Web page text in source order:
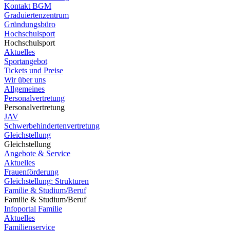
Kontakt BGM
Graduiertenzentrum
Gründungsbüro
Hochschulsport
Hochschulsport
Aktuelles
Sportangebot
Tickets und Preise
Wir über uns
Allgemeines
Personalvertretung
Personalvertretung
JAV
Schwerbehindertenvertretung
Gleichstellung
Gleichstellung
Angebote & Service
Aktuelles
Frauenförderung
Gleichstellung: Strukturen
Familie & Studium/Beruf
Familie & Studium/Beruf
Infoportal Familie
Aktuelles
Familienservice